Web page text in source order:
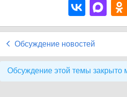
Обсуждение новостей
Обсуждение этой темы закрыто